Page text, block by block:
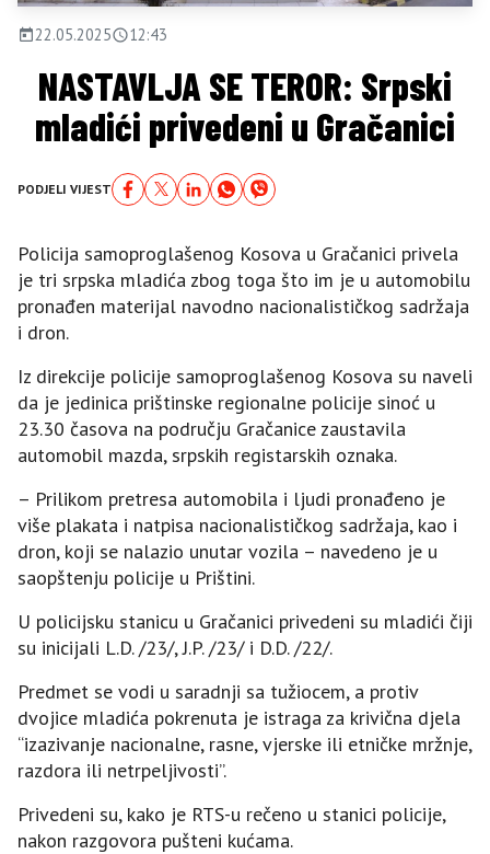
22.05.2025 12:43
NASTAVLJA SE TEROR: Srpski
mladići privedeni u Gračanici
PODJELI VIJEST
Policija samoproglašenog Kosova u Gračanici privela
je tri srpska mladića zbog toga što im je u automobilu
pronađen materijal navodno nacionalističkog sadržaja
i dron.
Iz direkcije policije samoproglašenog Kosova su naveli
da je jedinica prištinske regionalne policije sinoć u
23.30 časova na području Gračanice zaustavila
automobil mazda, srpskih registarskih oznaka.
– Prilikom pretresa automobila i ljudi pronađeno je
više plakata i natpisa nacionalističkog sadržaja, kao i
dron, koji se nalazio unutar vozila – navedeno je u
saopštenju policije u Prištini.
U policijsku stanicu u Gračanici privedeni su mladići čiji
su inicijali L.D. /23/, Ј.P. /23/ i D.D. /22/.
Predmet se vodi u saradnji sa tužiocem, a protiv
dvojice mladića pokrenuta je istraga za krivična djela
“izazivanje nacionalne, rasne, vjerske ili etničke mržnje,
razdora ili netrpeljivosti”.
Privedeni su, kako je RTS-u rečeno u stanici policije,
nakon razgovora pušteni kućama.